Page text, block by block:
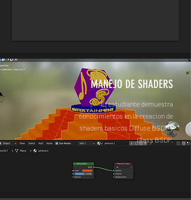
MANEJO DE SHADERS
El estudiante demuestra
conocimientos en la creacion de
shaders basicos Diffuse BSDF y
Glass BSDF.